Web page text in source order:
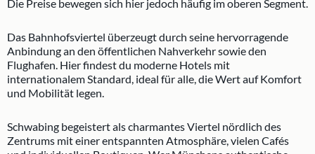
Die Preise bewegen sich hier jedoch häufig im oberen Segment.
Das Bahnhofsviertel überzeugt durch seine hervorragende
Anbindung an den öffentlichen Nahverkehr sowie den
Flughafen. Hier findest du moderne Hotels mit
internationalem Standard, ideal für alle, die Wert auf Komfort
und Mobilität legen.
Schwabing begeistert als charmantes Viertel nördlich des
Zentrums mit einer entspannten Atmosphäre, vielen Cafés